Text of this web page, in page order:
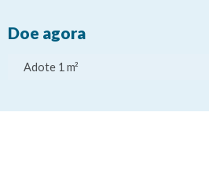
Doe agora
Adote 1 m²